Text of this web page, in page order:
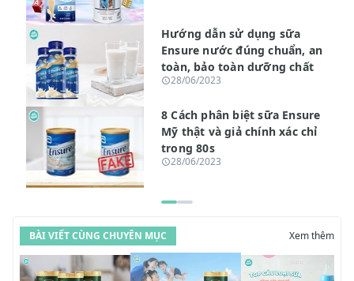
Hướng dẫn sử dụng sữa
Ensure nước đúng chuẩn, an
toàn, bảo toàn dưỡng chất
28/06/2023
8 Cách phân biệt sữa Ensure
Mỹ thật và giả chính xác chỉ
trong 80s
28/06/2023
BÀI VIẾT CÙNG CHUYÊN MỤC Xem thêm